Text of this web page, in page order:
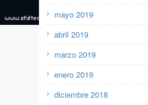
mayo 2019
abril 2019
marzo 2019
enero 2019
diciembre 2018